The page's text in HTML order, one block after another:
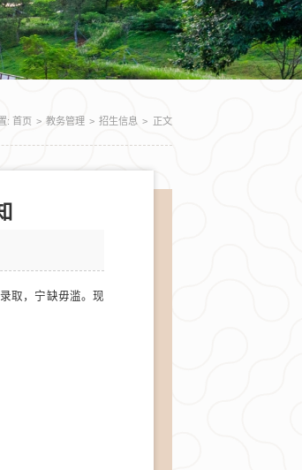
: 首页 > 教务管理 > 招生信息 > 正文
取，宁缺毋滥。现